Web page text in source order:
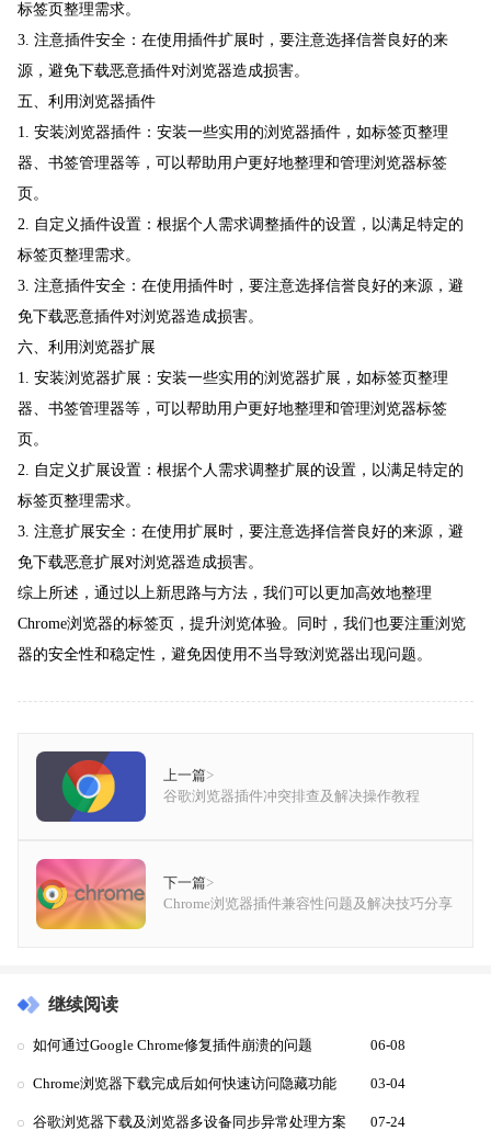
标签页整理需求。
3. 注意插件安全：在使用插件扩展时，要注意选择信誉良好的来
源，避免下载恶意插件对浏览器造成损害。
五、利用浏览器插件
1. 安装浏览器插件：安装一些实用的浏览器插件，如标签页整理
器、书签管理器等，可以帮助用户更好地整理和管理浏览器标签
页。
2. 自定义插件设置：根据个人需求调整插件的设置，以满足特定的
标签页整理需求。
3. 注意插件安全：在使用插件时，要注意选择信誉良好的来源，避
免下载恶意插件对浏览器造成损害。
六、利用浏览器扩展
1. 安装浏览器扩展：安装一些实用的浏览器扩展，如标签页整理
器、书签管理器等，可以帮助用户更好地整理和管理浏览器标签
页。
2. 自定义扩展设置：根据个人需求调整扩展的设置，以满足特定的
标签页整理需求。
3. 注意扩展安全：在使用扩展时，要注意选择信誉良好的来源，避
免下载恶意扩展对浏览器造成损害。
综上所述，通过以上新思路与方法，我们可以更加高效地整理
Chrome浏览器的标签页，提升浏览体验。同时，我们也要注重浏览
器的安全性和稳定性，避免因使用不当导致浏览器出现问题。
上一篇>
谷歌浏览器插件冲突排查及解决操作教程
下一篇>
Chrome浏览器插件兼容性问题及解决技巧分享
继续阅读
如何通过Google Chrome修复插件崩溃的问题 06-08
Chrome浏览器下载完成后如何快速访问隐藏功能 03-04
谷歌浏览器下载及浏览器多设备同步异常处理方案 07-24